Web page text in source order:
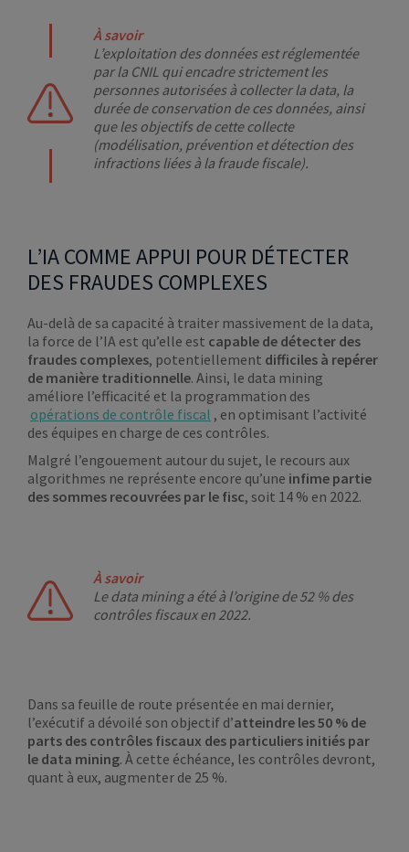
À savoir
L’exploitation des données est réglementée
par la CNIL qui encadre strictement les
personnes autorisées à collecter la data, la
durée de conservation de ces données, ainsi
que les objectifs de cette collecte
(modélisation, prévention et détection des
infractions liées à la fraude fiscale).
L’IA COMME APPUI POUR DÉTECTER
DES FRAUDES COMPLEXES
Au-delà de sa capacité à traiter massivement de la data,
la force de l’IA est qu’elle est capable de détecter des
fraudes complexes, potentiellement difficiles à repérer
de manière traditionnelle. Ainsi, le data mining
améliore l’efficacité et la programmation des
opérations de contrôle fiscal , en optimisant l’activité
des équipes en charge de ces contrôles.
Malgré l’engouement autour du sujet, le recours aux
algorithmes ne représente encore qu’une infime partie
des sommes recouvrées par le fisc, soit 14 % en 2022.
À savoir
Le data mining a été à l’origine de 52 % des
contrôles fiscaux en 2022.
Dans sa feuille de route présentée en mai dernier,
l’exécutif a dévoilé son objectif d’atteindre les 50 % de
parts des contrôles fiscaux des particuliers initiés par
le data mining. À cette échéance, les contrôles devront,
quant à eux, augmenter de 25 %.